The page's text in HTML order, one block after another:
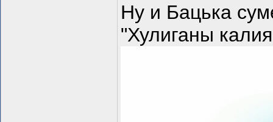
Ну и Бацька
"Хулиганы